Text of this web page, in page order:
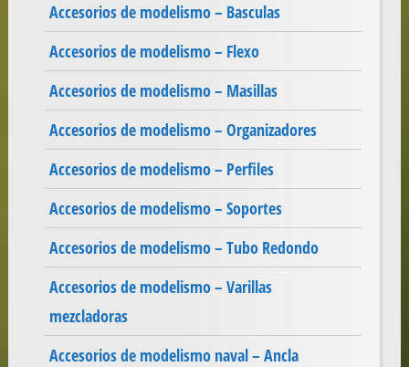
Accesorios de modelismo – Basculas
Accesorios de modelismo – Flexo
Accesorios de modelismo – Masillas
Accesorios de modelismo – Organizadores
Accesorios de modelismo – Perfiles
Accesorios de modelismo – Soportes
Accesorios de modelismo – Tubo Redondo
Accesorios de modelismo – Varillas
mezcladoras
Accesorios de modelismo naval – Ancla